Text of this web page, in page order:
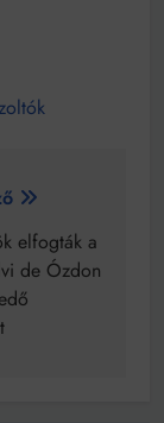
elfogták a
de Ózdon